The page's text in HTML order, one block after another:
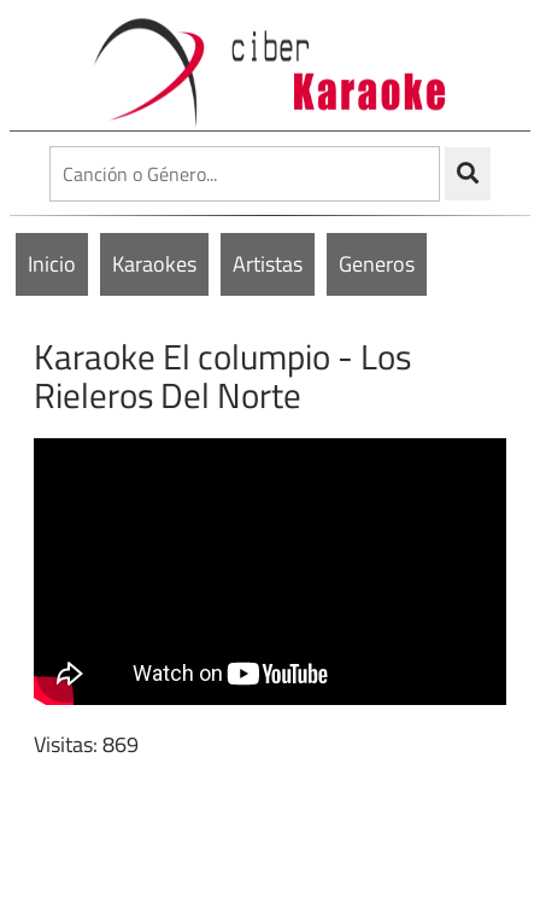
Inicio Karaokes Artistas Generos
Karaoke El columpio - Los
Rieleros Del Norte
Visitas: 869